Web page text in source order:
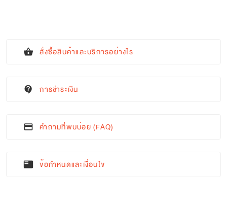
shopping_basket สั่งซื้อสินค้าและบริการอย่างไร
contact_support การชำระเงิน
credit_card คำถามที่พบบ่อย (FAQ)
featured_play_list ข้อกำหนดและเงื่อนไข